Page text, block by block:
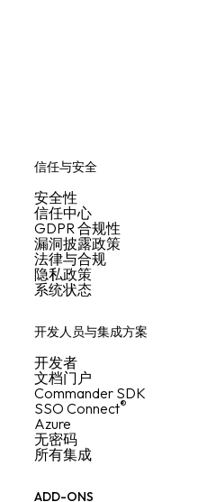
信任与安全
安全性
信任中心
GDPR 合规性
漏洞披露政策
法律与合规
隐私政策
系统状态
开发人员与集成方案
开发者
文档门户
Commander SDK
SSO Connect®
Azure
无密码
所有集成
ADD-ONS